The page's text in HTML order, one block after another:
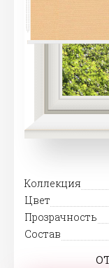
Коллекция
Цвет
Прозрачность
Состав